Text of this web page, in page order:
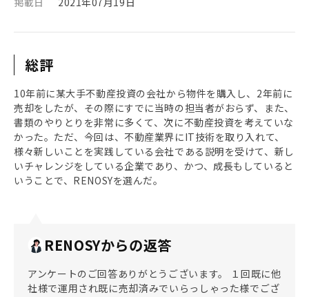
総評
10年前に某大手不動産投資の会社から物件を購入し、2年前に
売却をしたが、その際にすでに当時の担当者がおらず、また、
書類のやりとりを非常に多くて、次に不動産投資を考えていな
かった。ただ、今回は、不動産業界にIT技術を取り入れて、
様々新しいことを実践している会社である説明を受けて、新し
いチャレンジをしている企業であり、かつ、成長もしていると
いうことで、RENOSYを選んだ。
RENOSYからの返答
アンケートのご回答ありがとうございます。 １回既に他
社様で運用され既に売却済みでいらっしゃった様でござ